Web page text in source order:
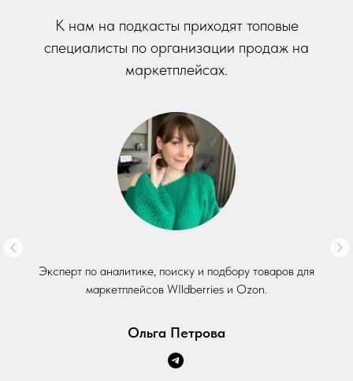
К нам на подкасты приходят топовые
специалисты по организации продаж на
маркетплейсах.
Эксперт по аналитике, поиску и подбору товаров для
маркетплейсов WIldberries и Ozon.
Ольга Петрова